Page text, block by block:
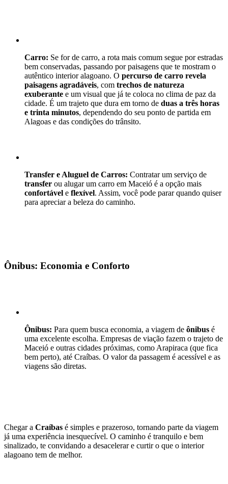
Carro: Se for de carro, a rota mais comum segue por estradas
bem conservadas, passando por paisagens que te mostram o
autêntico interior alagoano. O percurso de carro revela
paisagens agradáveis, com trechos de natureza
exuberante e um visual que já te coloca no clima de paz da
cidade. É um trajeto que dura em torno de duas a três horas
e trinta minutos, dependendo do seu ponto de partida em
Alagoas e das condições do trânsito.
Transfer e Aluguel de Carros:
transfer
confortável e flexível. Assim, você pode parar quando quiser
para apreciar a beleza do caminho.
Ônibus: Economia e Conforto
Ônibus: Para quem busca economia, a viagem de ônibus é
uma excelente escolha. Empresas de viação fazem o trajeto de
Maceió e outras cidades próximas, como Arapiraca (que fica
bem perto), até Craíbas. O valor da passagem é acessível e as
viagens são diretas.
Chegar a Craíbas é simples e prazeroso, tornando parte da viagem
já uma experiência inesquecível. O caminho é tranquilo e bem
sinalizado, te convidando a desacelerar e curtir o que o interior
alagoano tem de melhor.